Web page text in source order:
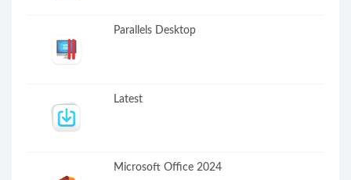
Parallels Desktop
Latest
Microsoft Office 2024